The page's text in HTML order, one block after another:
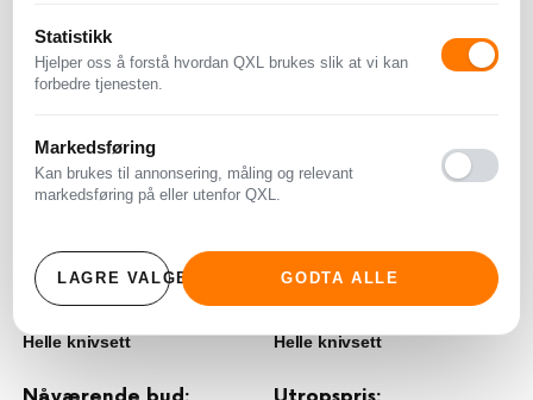
Statistikk
Hjelper oss å forstå hvordan QXL brukes slik at vi kan
forbedre tjenesten.
Markedsføring
Kan brukes til annonsering, måling og relevant
markedsføring på eller utenfor QXL.
LAGRE VALGENE GODTA ALLE
Helle knivsett Helle knivsett